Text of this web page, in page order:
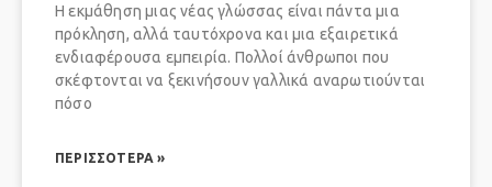
Η εκμάθηση μιας νέας γλώσσας είναι πάντα μια
πρόκληση, αλλά ταυτόχρονα και μια εξαιρετικά
ενδιαφέρουσα εμπειρία. Πολλοί άνθρωποι που
σκέφτονται να ξεκινήσουν γαλλικά αναρωτιούνται
πόσο
ΠΕΡΙΣΣΌΤΕΡΑ »